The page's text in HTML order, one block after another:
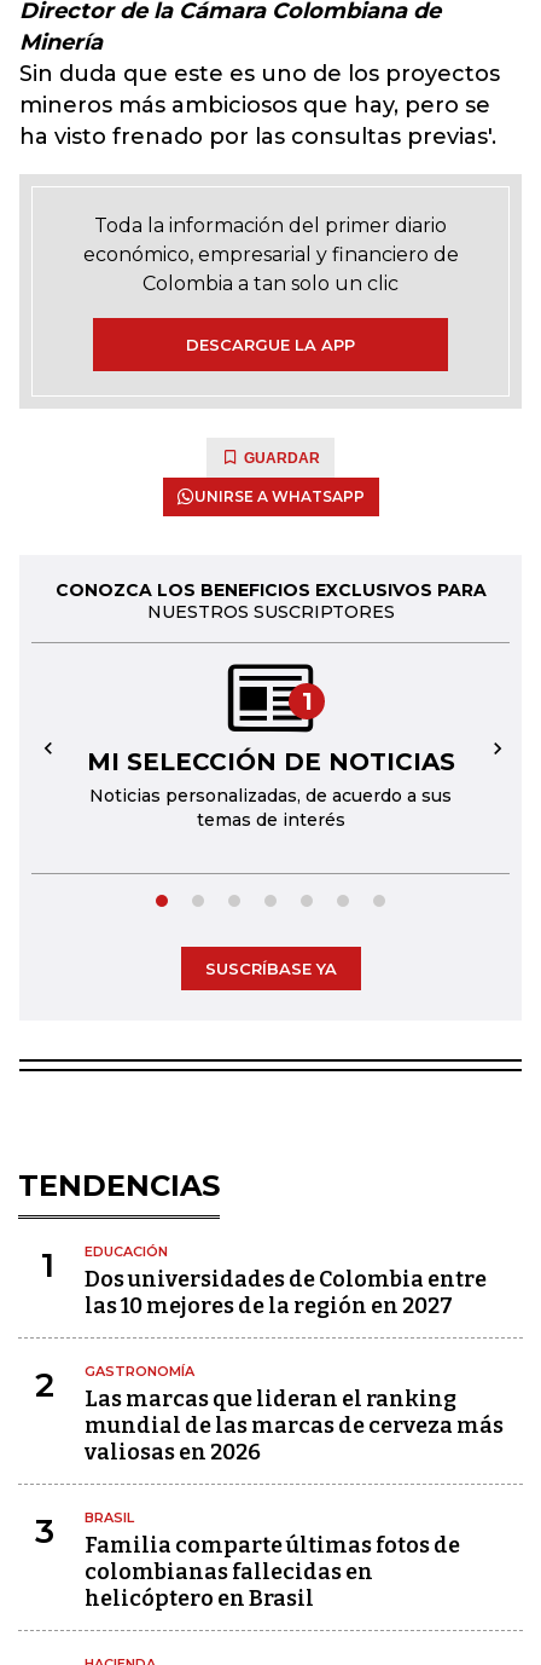
Director de la Cámara Colombiana de
Minería
Sin duda que este es uno de los proyectos
mineros más ambiciosos que hay, pero se
ha visto frenado por las consultas previas'.
Toda la información del primer diario
económico, empresarial y financiero de
Colombia a tan solo un clic
DESCARGUE LA APP
GUARDAR
UNIRSE A WHATSAPP
CONOZCA LOS BENEFICIOS EXCLUSIVOS PARA
NUESTROS SUSCRIPTORES
1
MI SELECCIÓN DE NOTICIAS
Noticias personalizadas, de acuerdo a sus
temas de interés
← →
SUSCRÍBASE YA
TENDENCIAS
1 EDUCACIÓN
Dos universidades de Colombia entre
las 10 mejores de la región en 2027
2 GASTRONOMÍA
Las marcas que lideran el ranking
mundial de las marcas de cerveza más
valiosas en 2026
3 BRASIL
Familia comparte últimas fotos de
colombianas fallecidas en
helicóptero en Brasil